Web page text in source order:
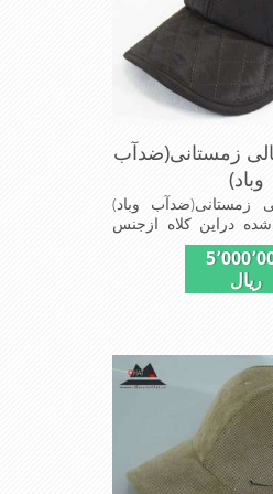
زمستانی(ضدآب
وباد)
زمستانی(ضدآب وباد)
دراین کلاه ازجنس
دوخت کاپشن بارانی
آستر ضخیم که مناسب
خوش فرمی
کلاه می باشند
ریال